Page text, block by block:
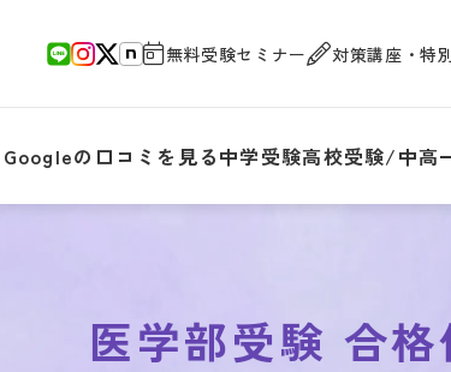
無料受験セミナー 対策講座・特
Googleの口コミを見る中学受験高校受験/中高
医学部受験 合格